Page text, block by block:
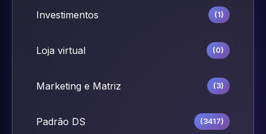
Investimentos (1)
Loja virtual (0)
Marketing e Matriz (3)
Padrão DS (3417)